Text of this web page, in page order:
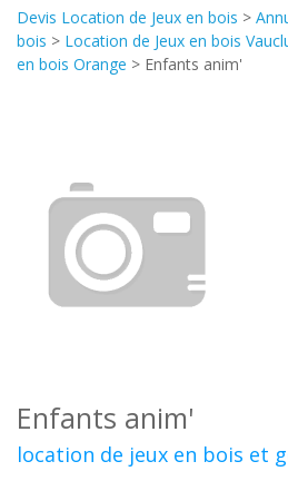
Devis Location de Jeux en bois >
bois > Location de Jeux en bois
en bois Orange > Enfants anim'
Enfants anim'
location de jeux en bois et